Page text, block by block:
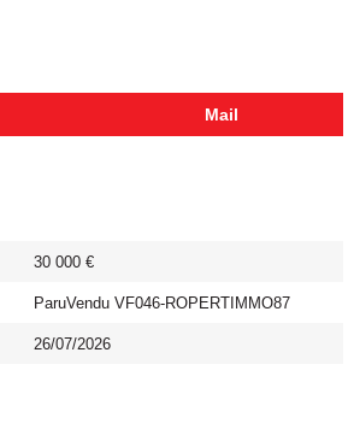
Mail
30 000 €
ParuVendu VF046-ROPERTIMMO87
26/07/2026